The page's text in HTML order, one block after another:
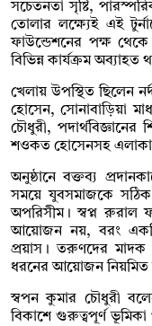
সচেতনতা সৃষ্টি,
তোলার লক্ষ্যেই এই
ফাউন্ডেশনের পক্ষ
বিভিন্ন কার্যক্রম অব্যাহত
খেলায় উপস্থিত ছিলেন
হোসেন, সোনাবাড়িয়া
চৌধুরী,
শওকত হোসেনসহ এলাকার
অনুষ্ঠানে বক্তব্য
সময়ে যুবসমাজকে
অপরিসীম। স্বপ্ন রুরাল
আয়োজন নয়, বরং
প্রয়াস। তরুণদের
ধরনের আয়োজন নিয়মিত
স্বপন কুমার চৌধুরী
বিকাশে গুরুত্বপূর্ণ